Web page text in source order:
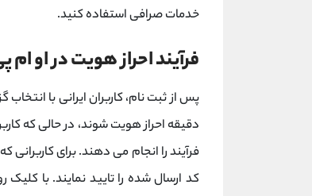
خدمات صرافی استفاده کنید.
فرآیند احراز هویت در او
پس از ثبت ‌نام، کاربران ایرانی با
دقیقه احراز هویت شوند، در حالی که
فرآیند را انجام می ‌دهند. برای کاربرانی که
کد ارسال شده را تایید نمایند. با